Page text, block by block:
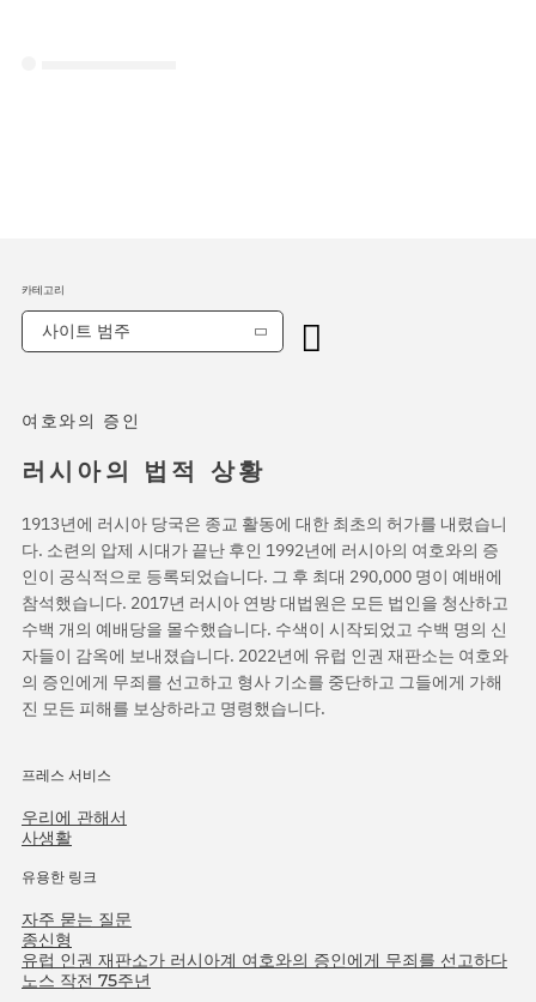
여호와의 증인
러시아의 법적 상황
1913년에 러시아 당국은 종교 활동에 대한 최초의 허가를 내렸습니
다. 소련의 압제 시대가 끝난 후인 1992년에 러시아의 여호와의 증
인이 공식적으로 등록되었습니다. 그 후 최대 290,000 명이 예배에
참석했습니다. 2017년 러시아 연방 대법원은 모든 법인을 청산하고
수백 개의 예배당을 몰수했습니다. 수색이 시작되었고 수백 명의 신
자들이 감옥에 보내졌습니다. 2022년에 유럽 인권 재판소는 여호와
의 증인에게 무죄를 선고하고 형사 기소를 중단하고 그들에게 가해
진 모든 피해를 보상하라고 명령했습니다.
프레스 서비스
우리에 관해서
사생활
유용한 링크
자주 묻는 질문
종신형
유럽 인권 재판소가 러시아계 여호와의 증인에게 무죄를 선고하다
노스 작전 75주년
카테고리
사이트 범주